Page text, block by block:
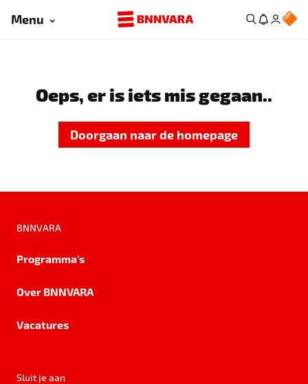
Menu
Oeps, er is iets mis gegaan..
Doorgaan naar de homepage
BNNVARA
Programma's
Over BNNVARA
Vacatures
Sluit je aan